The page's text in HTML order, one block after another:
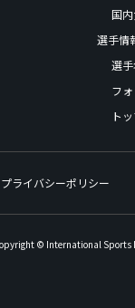
国
選手情
選
フ
ト
プライバシーポリシー
© International Sports